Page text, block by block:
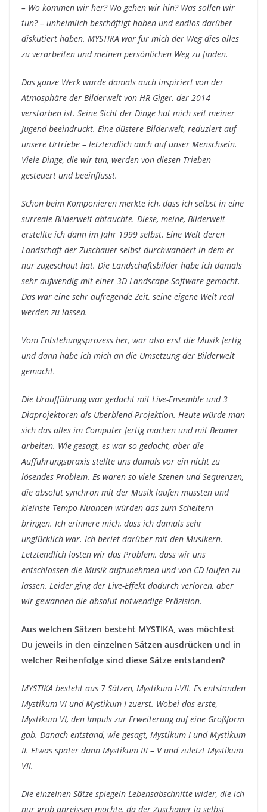
– Wo kommen wir her? Wo gehen wir hin? Was sollen wir
tun? – unheimlich beschäftigt haben und endlos darüber
diskutiert haben. MYSTIKA war für mich der Weg dies alles
zu verarbeiten und meinen persönlichen Weg zu finden.
Das ganze Werk wurde damals auch inspiriert von der
Atmosphäre der Bilderwelt von HR Giger, der 2014
verstorben ist. Seine Sicht der Dinge hat mich seit meiner
Jugend beeindruckt. Eine düstere Bilderwelt, reduziert auf
unsere Urtriebe – letztendlich auch auf unser Menschsein.
Viele Dinge, die wir tun, werden von diesen Trieben
gesteuert und beeinflusst.
Schon beim Komponieren merkte ich, dass ich selbst in eine
surreale Bilderwelt abtauchte. Diese, meine, Bilderwelt
erstellte ich dann im Jahr 1999 selbst. Eine Welt deren
Landschaft der Zuschauer selbst durchwandert in dem er
nur zugeschaut hat. Die Landschaftsbilder habe ich damals
sehr aufwendig mit einer 3D Landscape-Software gemacht.
Das war eine sehr aufregende Zeit, seine eigene Welt real
werden zu lassen.
Vom Entstehungsprozess her, war also erst die Musik fertig
und dann habe ich mich an die Umsetzung der Bilderwelt
gemacht.
Die Uraufführung war gedacht mit Live-Ensemble und 3
Diaprojektoren als Überblend-Projektion. Heute würde man
sich das alles im Computer fertig machen und mit Beamer
arbeiten. Wie gesagt, es war so gedacht, aber die
Aufführungspraxis stellte uns damals vor ein nicht zu
lösendes Problem. Es waren so viele Szenen und Sequenzen,
die absolut synchron mit der Musik laufen mussten und
kleinste Tempo-Nuancen würden das zum Scheitern
bringen. Ich erinnere mich, dass ich damals sehr
unglücklich war. Ich beriet darüber mit den Musikern.
Letztendlich lösten wir das Problem, dass wir uns
entschlossen die Musik aufzunehmen und von CD laufen zu
lassen. Leider ging der Live-Effekt dadurch verloren, aber
wir gewannen die absolut notwendige Präzision.
Aus welchen Sätzen besteht MYSTIKA, was möchtest
Du jeweils in den einzelnen Sätzen ausdrücken und in
welcher Reihenfolge sind diese Sätze entstanden?
MYSTIKA besteht aus 7 Sätzen, Mystikum I-VII. Es entstanden
Mystikum VI und Mystikum I zuerst. Wobei das erste,
Mystikum VI, den Impuls zur Erweiterung auf eine Großform
gab. Danach entstand, wie gesagt, Mystikum I und Mystikum
II. Etwas später dann Mystikum III – V und zuletzt Mystikum
VII.
Die einzelnen Sätze spiegeln Lebensabschnitte wider, die ich
nur grob anreissen möchte, da der Zuschauer ja selbst